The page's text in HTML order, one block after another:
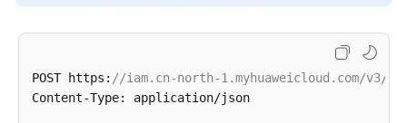
责
任
担
POST https: //iam.cn-north-1.myhuaweicloud.com/v3/
Content-Type: application/json